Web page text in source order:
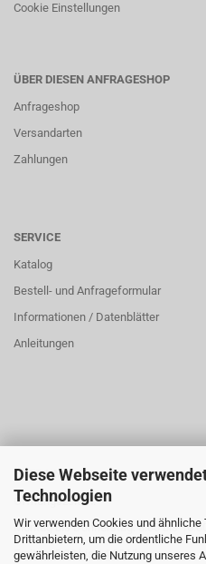
Diese Webseite
Technologien
Wir verwenden Cookies und ähnliche
Drittanbietern, um die ordentliche
gewährleisten, die Nutzung unseres
Cookie Einstellungen
ÜBER DIESEN ANFRAGESHOP
Anfrageshop
Versandarten
Zahlungen
SERVICE
Katalog
Bestell- und Anfrageformular
Informationen / Datenblätter
Anleitungen
ÜBER UNS
Öffnungszeiten:
Montag bis Donnerstag: 8:00 bis
Freitag: 8:00 bis 14:00 Uhr